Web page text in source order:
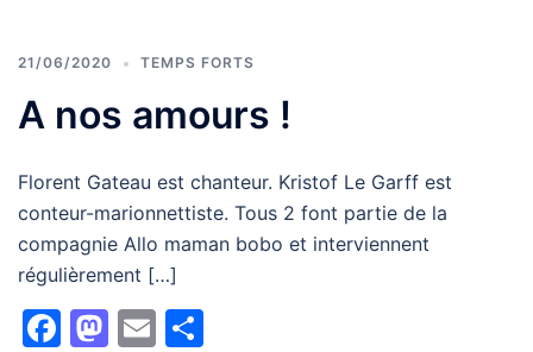
21/06/2020 TEMPS FORTS
A nos amours !
Florent Gateau est chanteur. Kristof Le Garff est
conteur-marionnettiste. Tous 2 font partie de la
compagnie Allo maman bobo et interviennent
régulièrement […]
Facebook
Mastodon
Email